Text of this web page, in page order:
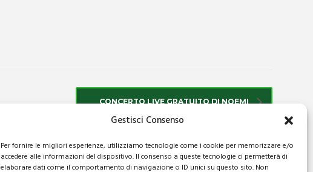
Gestisci Consenso
Per fornire le migliori esperienze, utilizziamo tecnologie come i cookie per memorizzare e/o
accedere alle informazioni del dispositivo. Il consenso a queste tecnologie ci permetterà di
elaborare dati come il comportamento di navigazione o ID unici su questo sito. Non
CONCERTO LIVE GRATUITO DI NOEMI